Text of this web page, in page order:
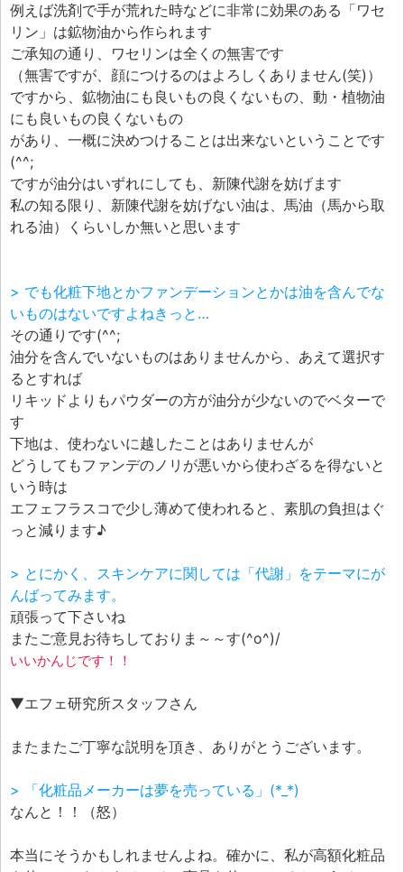
例えば洗剤で手が荒れた時などに非常に効果のある「ワセ
リン」は鉱物油から作られます
ご承知の通り、ワセリンは全くの無害です
（無害ですが、顔につけるのはよろしくありません(笑)）
ですから、鉱物油にも良いもの良くないもの、動・植物油
にも良いもの良くないもの
があり、一概に決めつけることは出来ないということです
(^^;
ですが油分はいずれにしても、新陳代謝を妨げます
私の知る限り、新陳代謝を妨げない油は、馬油（馬から取
れる油）くらいしか無いと思います
> でも化粧下地とかファンデーションとかは油を含んでな
いものはないですよねきっと…
その通りです(^^;
油分を含んでいないものはありませんから、あえて選択す
るとすれば
リキッドよりもパウダーの方が油分が少ないのでベターで
す
下地は、使わないに越したことはありませんが
どうしてもファンデのノリが悪いから使わざるを得ないと
いう時は
エフェフラスコで少し薄めて使われると、素肌の負担はぐ
っと減ります♪
> とにかく、スキンケアに関しては「代謝」をテーマにが
んばってみます。
頑張って下さいね
またご意見お待ちしておりま～～す(^o^)/
いいかんじです！！
▼エフェ研究所スタッフさん
またまたご丁寧な説明を頂き、ありがとうございます。
> 「化粧品メーカーは夢を売っている」(*_*)
なんと！！（怒）
本当にそうかもしれませんよね。確かに、私が高額化粧品